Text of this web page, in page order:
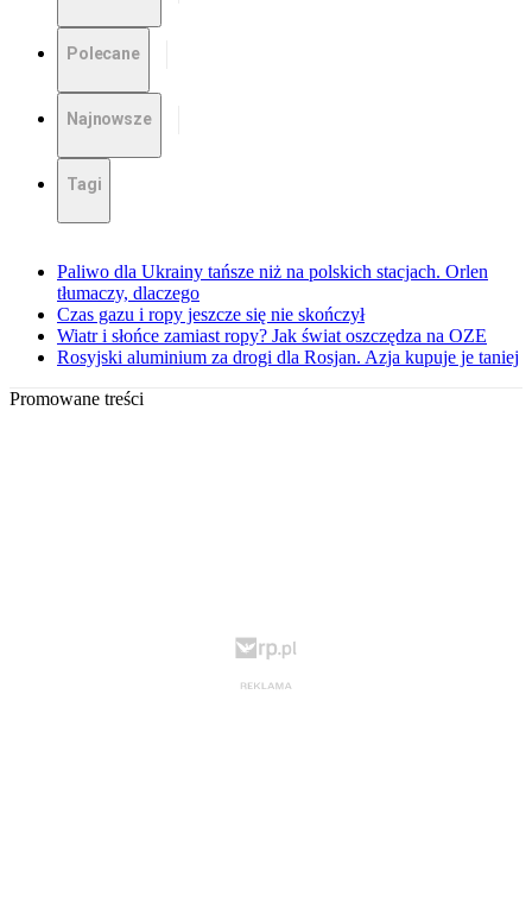
Polecane
Najnowsze
Tagi
Paliwo dla Ukrainy tańsze niż na polskich stacjach. Orlen
tłumaczy, dlaczego
Czas gazu i ropy jeszcze się nie skończył
Wiatr i słońce zamiast ropy? Jak świat oszczędza na OZE
Rosyjski aluminium za drogi dla Rosjan. Azja kupuje je taniej
Promowane treści